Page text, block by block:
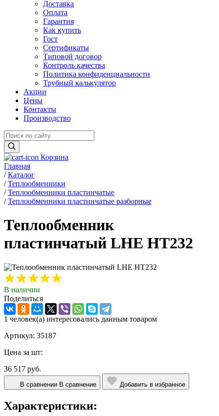
Доставка
Оплата
Гарантия
Как купить
Гост
Сертификаты
Типовой договор
Контроль качества
Политика конфиденциальности
Трубный калькулятор
Акции
Цены
Контакты
Производство
Корзина
Главная
/ Каталог
/ Теплообменники
/ Теплообменники пластинчатые
/ Теплообменники пластинчатые разборные
Теплообменник
пластинчатый LHE HT232
В наличии
Поделиться
1 человек(а) интересовались данным товаром
Артикул: 35187
Цена за шт:
36 517 руб.
В сравнении В сравнение Добавить в избранное
Характеристики: